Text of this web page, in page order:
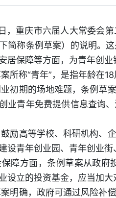
，重庆市六届人大常委会
简称条例草案）的说明。
居保障等方面，为青年创业
所称“青年”，是指年龄在
初期的场地难题，条例草
业青年免费提供信息查询
鼓励高等学校、科研机构、
设青年创业园、青年创业
障方面，条例草案从政府
设立的投资基金，应当加
明确，政府可通过风险补